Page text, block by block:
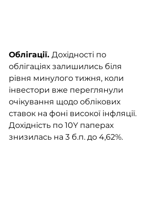
Облігації. Дохідності по
облігаціях залишились біля
рівня минулого тижня, коли
інвестори вже переглянули
очікування щодо облікових
ставок на фоні високої інфляції.
Дохідність по 10Y паперах
знизилась на 3 б.п. до 4,62%.